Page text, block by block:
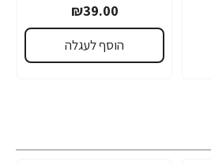
₪39.00
הוסף לעגלה